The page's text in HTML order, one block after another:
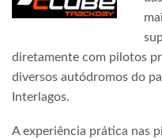
diretamente com pilotos
diversos autódromos do
Interlagos.
A experiência prática nas